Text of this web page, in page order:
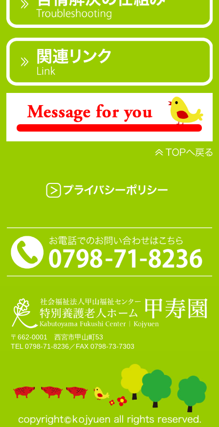
〒662-0001 西宮市甲山町53
TEL 0798-71-8236／FAX 0798-73-7303